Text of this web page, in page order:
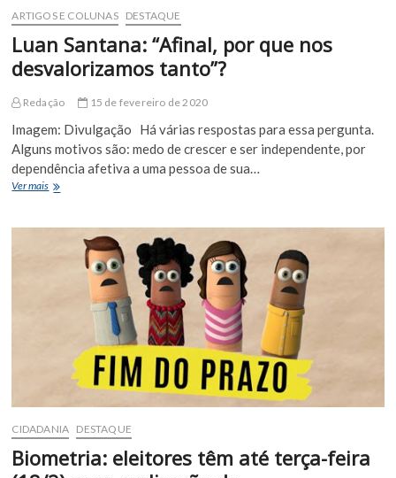
ARTIGOS E COLUNAS DESTAQUE
Luan Santana: “Afinal, por que nos
desvalorizamos tanto”?
Redação 15 de fevereiro de 2020
Imagem: Divulgação Há várias respostas para essa pergunta.
Alguns motivos são: medo de crescer e ser independente, por
dependência afetiva a uma pessoa de sua…
Ver maisLuan
desvalorizamos
CIDADANIA DESTAQUE
Biometria: eleitores têm até terça-feira